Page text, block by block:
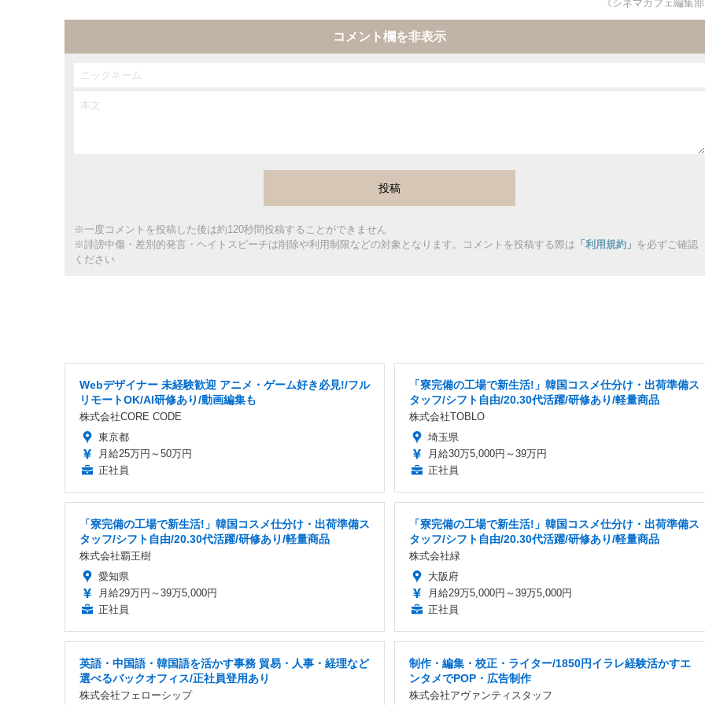
《シネマカフェ編集
コメント欄を非表示
※一度コメントを投稿した後は約120秒間投稿することができません
※誹謗中傷・差別的発言・ヘイトスピーチは削除や利用制限などの対象となります。コメントを投稿する際は 「利用規約」 を必ずご確認
ください
Webデザイナー 未経験歓迎 アニメ・ゲーム好き必見!/フル
リモートOK/AI研修あり/動画編集も
株式会社CORE CODE
東京都
月給25万円～50万円
正社員
「寮完備の工場で新生活!」韓国コスメ仕分け・出荷準備ス
タッフ/シフト自由/20.30代活躍/研修あり/軽量商品
株式会社TOBLO
埼玉県
月給30万5,000円～39万円
正社員
「寮完備の工場で新生活!」韓国コスメ仕分け・出荷準備ス
タッフ/シフト自由/20.30代活躍/研修あり/軽量商品
株式会社覇王樹
愛知県
月給29万円～39万5,000円
正社員
「寮完備の工場で新生活!」韓国コスメ仕分け・出荷準備ス
タッフ/シフト自由/20.30代活躍/研修あり/軽量商品
株式会社緑
大阪府
月給29万5,000円～39万5,000円
正社員
英語・中国語・韓国語を活かす事務 貿易・人事・経理など
選べるバックオフィス/正社員登用あり
株式会社フェローシップ
制作・編集・校正・ライター/1850円イラレ経験活かすエ
ンタメでPOP・広告制作
株式会社アヴァンティスタッフ